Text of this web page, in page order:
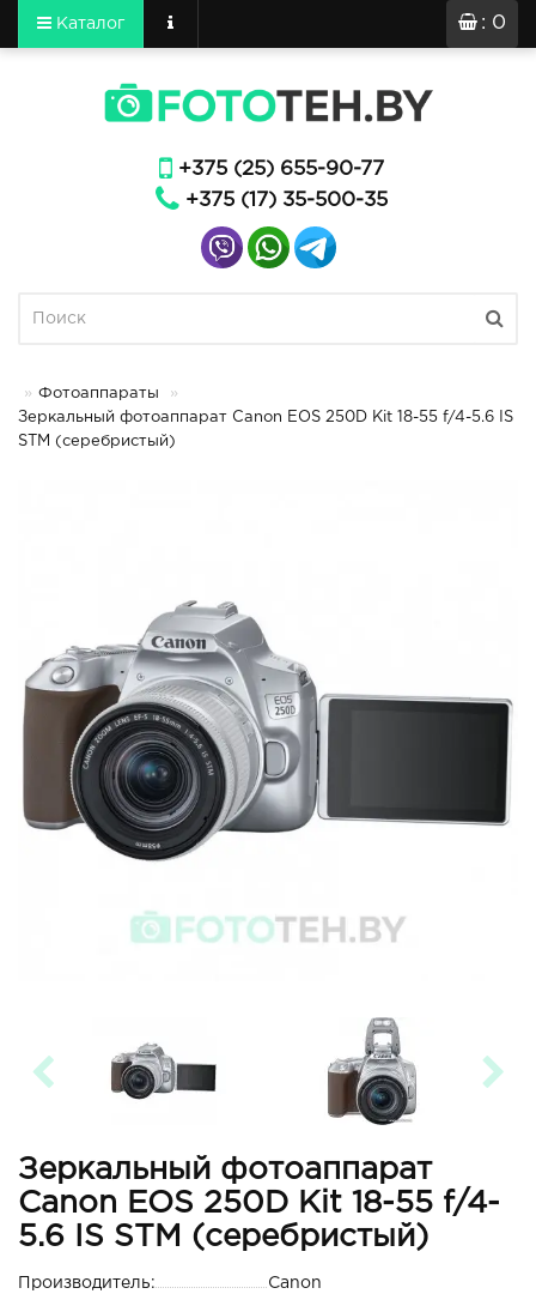
: 0
Каталог
+375 (25) 655-90-77
+375 (17) 35-500-35
Фотоаппараты
Зеркальный фотоаппарат Canon EOS 250D Kit 18-55 f/4-5.6 IS
STM (серебристый)
Зеркальный фотоаппарат
Canon EOS 250D Kit 18-55 f/4-
5.6 IS STM (серебристый)
Производитель:
Canon